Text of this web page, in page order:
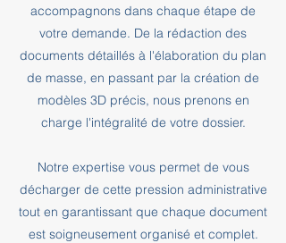
accompagnons dans chaque étape de
votre demande. De la rédaction des
documents détaillés à l'élaboration du plan
de masse, en passant par la création de
modèles 3D précis, nous prenons en
charge l'intégralité de votre dossier.
Notre expertise vous permet de vous
décharger de cette pression administrative
tout en garantissant que chaque document
est soigneusement organisé et complet.